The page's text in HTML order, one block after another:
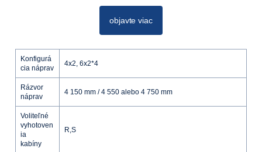
objavte viac
Konfigurá
cia náprav
4x2, 6x2*4
Rázvor
náprav
4 150 mm / 4 550 alebo 4 750 mm
Voliteľné
vyhotoven
ia
kabíny
R,S